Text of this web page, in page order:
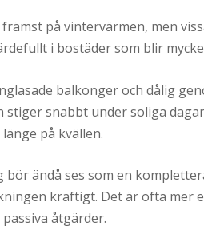
på vintervärmen, men
i bostäder som blir
balkonger och dålig
snabbt under soliga
på kvällen.
ändå ses som en
kraftigt. Det är ofta mer
åtgärder.